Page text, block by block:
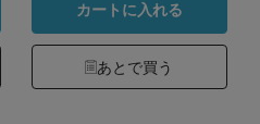
カートに入れる
あとで買う